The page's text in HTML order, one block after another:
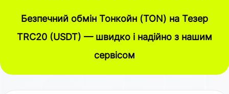
Безпечний обмін Тонкойн (TON) на Тезер
TRC20 (USDT) — швидко і надійно з нашим
сервісом